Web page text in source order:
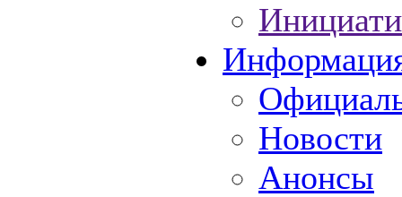
Новости
Анонсы